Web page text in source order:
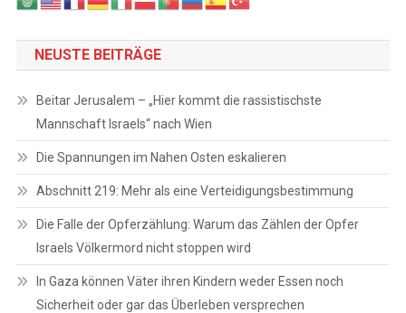
NEUSTE BEITRÄGE
Beitar Jerusalem – „Hier kommt die rassistischste
Mannschaft Israels“ nach Wien
Die Spannungen im Nahen Osten eskalieren
Abschnitt 219: Mehr als eine Verteidigungsbestimmung
Die Falle der Opferzählung: Warum das Zählen der Opfer
Israels Völkermord nicht stoppen wird
In Gaza können Väter ihren Kindern weder Essen noch
Sicherheit oder gar das Überleben versprechen